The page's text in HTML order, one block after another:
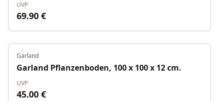
UVP
69.90 €
Garland
Garland Pflanzenboden, 100 x 100 x 12 cm.
UVP
45.00 €